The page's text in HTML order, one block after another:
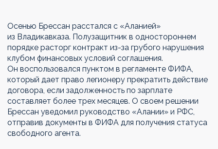
Осенью Брессан расстался с «Аланией»
из Владикавказа. Полузащитник в одностороннем
порядке расторг контракт из-за грубого нарушения
клубом финансовых условий соглашения.
Он воспользовался пунктом в регламенте ФИФА,
который дает право легионеру прекратить действие
договора, если задолженность по зарплате
составляет более трех месяцев. О своем решении
Брессан уведомил руководство «Алании» и РФС,
отправив документы в ФИФА для получения статуса
свободного агента.